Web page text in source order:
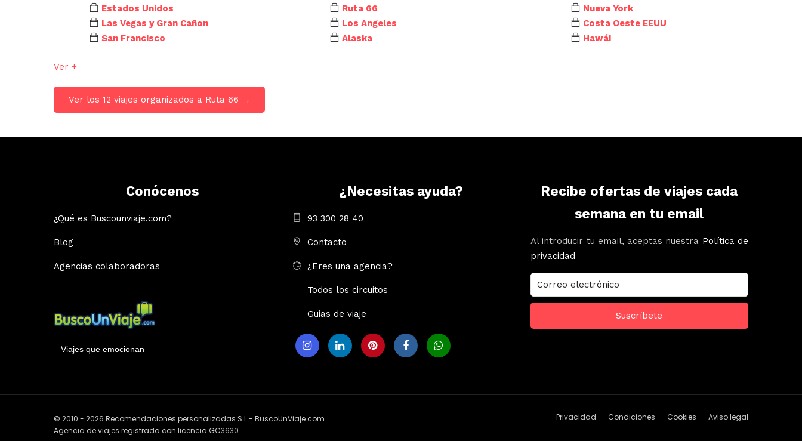
Estados Unidos
Las Vegas y Gran Cañon
San Francisco
Ruta 66
Los Angeles
Alaska
Nueva York
Costa Oeste EEUU
Hawái
Ver +
Ver los 12 viajes organizados a Ruta 66 →
Conócenos
¿Qué es Buscounviaje.com?
Blog
Agencias colaboradoras
Viajes que emocionan
¿Necesitas ayuda?
93 300 28 40
Contacto
¿Eres una agencia?
Todos los circuitos
Guias de viaje
Recibe ofertas de viajes cada
semana en tu email
Al introducir tu email, aceptas nuestra Política de
privacidad
Privacidad Condiciones Cookies Aviso legal
© 2010 - 2026 Recomendaciones personalizadas S.L - BuscoUnViaje.com
Agencia de viajes registrada con licencia GC3630